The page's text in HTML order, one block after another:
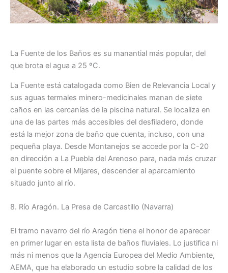
La Fuente de los Baños es su manantial más popular, del
que brota el agua a 25 ºC.
La Fuente está catalogada como Bien de Relevancia Local y
sus aguas termales minero-medicinales manan de siete
caños en las cercanías de la piscina natural. Se localiza en
una de las partes más accesibles del desfiladero, donde
está la mejor zona de baño que cuenta, incluso, con una
pequeña playa. Desde Montanejos se accede por la C-20
en dirección a La Puebla del Arenoso para, nada más cruzar
el puente sobre el Mijares, descender al aparcamiento
situado junto al río.
8. Río Aragón. La Presa de Carcastillo (Navarra)
El tramo navarro del río Aragón tiene el honor de aparecer
en primer lugar en esta lista de baños fluviales. Lo justifica ni
más ni menos que la Agencia Europea del Medio Ambiente,
AEMA, que ha elaborado un estudio sobre la calidad de los